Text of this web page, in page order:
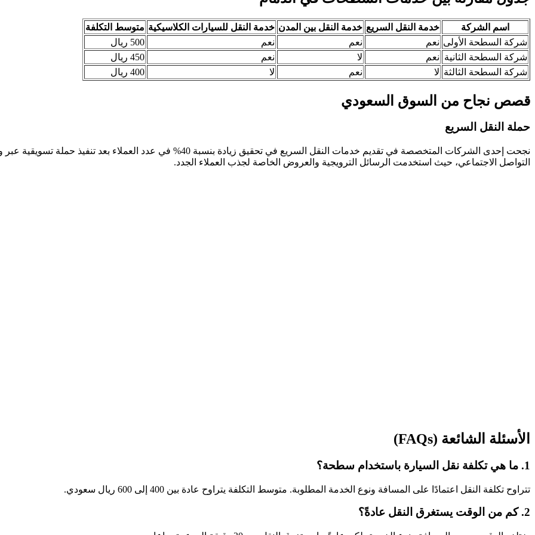
اسم الشركة خدمة النقل السريع خدمة النقل بين المدن خدمة النقل للسيارات الكلاسيكية متوسط التكلفة
شركة السطحة الأولى نعم نعم نعم
500 ريال
شركة السطحة الثانية نعم لا نعم
450 ريال
شركة السطحة الثالثة لا نعم لا 400 ريال
قصص نجاح من السوق السعودي
حملة النقل السريع
نجحت إحدى الشركات المتخصصة في تقديم خدمات النقل السريع في تحقيق زيادة بنسبة 40% في عدد العملاء بعد تنفيذ حملة
التواصل الاجتماعي، حيث استخدمت الرسائل الترويجية والعروض الخاصة لجذب العملاء الجدد.
الأسئلة الشائعة (FAQs)
1. ما هي تكلفة نقل السيارة باستخدام سطحة؟
تتراوح تكلفة النقل اعتمادًا على المسافة ونوع الخدمة المطلوبة. متوسط التكلفة يتراوح عادة بين 400 إلى 600 ريال سعودي.
2. كم من الوقت يستغرق النقل عادةً؟